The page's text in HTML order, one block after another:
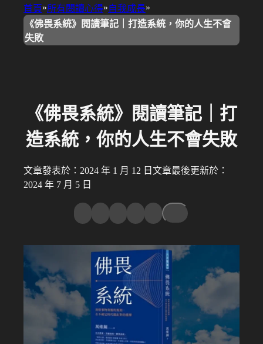
首頁»所有閱讀心得»自我成長»
《佛畏系統》閱讀筆記｜打造系統，你的人生不會
失敗
《佛畏系統》閱讀筆記｜打
造系統，你的人生不會失敗
文章發表於：2024 年 1 月 12 日 文章最後更新於：
2024 年 7 月 5 日